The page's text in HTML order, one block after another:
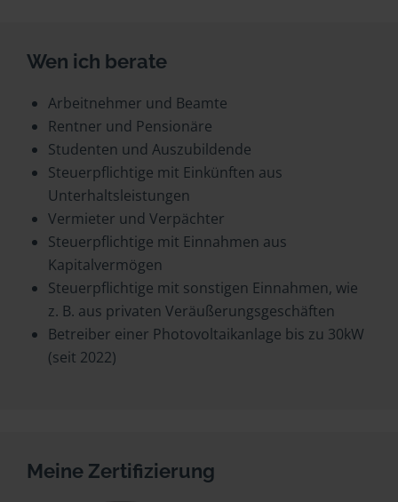
Wen ich berate
Arbeitnehmer und Beamte
Rentner und Pensionäre
Studenten und Auszubildende
Steuerpflichtige mit Einkünften aus
Unterhaltsleistungen
Vermieter und Verpächter
Steuerpflichtige mit Einnahmen aus
Kapitalvermögen
Steuerpflichtige mit sonstigen Einnahmen, wie
z. B. aus privaten Veräußerungsgeschäften
Betreiber einer Photovoltaikanlage bis zu 30kW
(seit 2022)
Meine Zertifizierung